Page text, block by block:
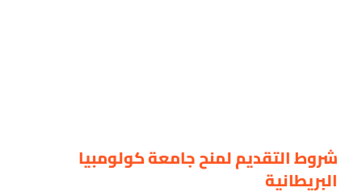
شروط التقديم لمنح جامعة كولومبيا
البريطانية